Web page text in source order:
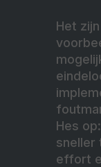
Het
Hes
sneller
effort